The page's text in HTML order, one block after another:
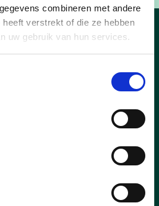
combineren met andere
verstrekt of die ze hebben
uw gebruik van hun services.